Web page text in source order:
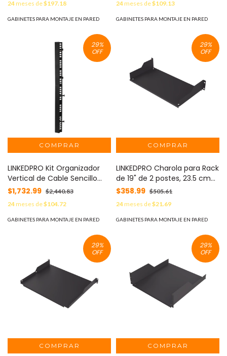
24meses de$197.18
GABINETES PARA MONTAJE EN PARED
profundidad
24meses de$109.13
GABINETES PARA MONTAJE EN PARED
29%
OFF
LINKEDPRO Kit Organizador
Vertical de Cable Sencillo
para Rack EIRL-5545 MOD:
$1,732.99 $2,440.83
24meses de$104.72
GABINETES PARA MONTAJE EN PARED
29%
OFF
LINKEDPRO Charola para Rack
de 19" de 2 postes, 23.5 cm
de Profundidad, 2 Unidades
de rack MOD: SCH-23-2U
$358.99 $505.61
24meses de$21.69
GABINETES PARA MONTAJE EN PARED
29%
OFF
29%
OFF